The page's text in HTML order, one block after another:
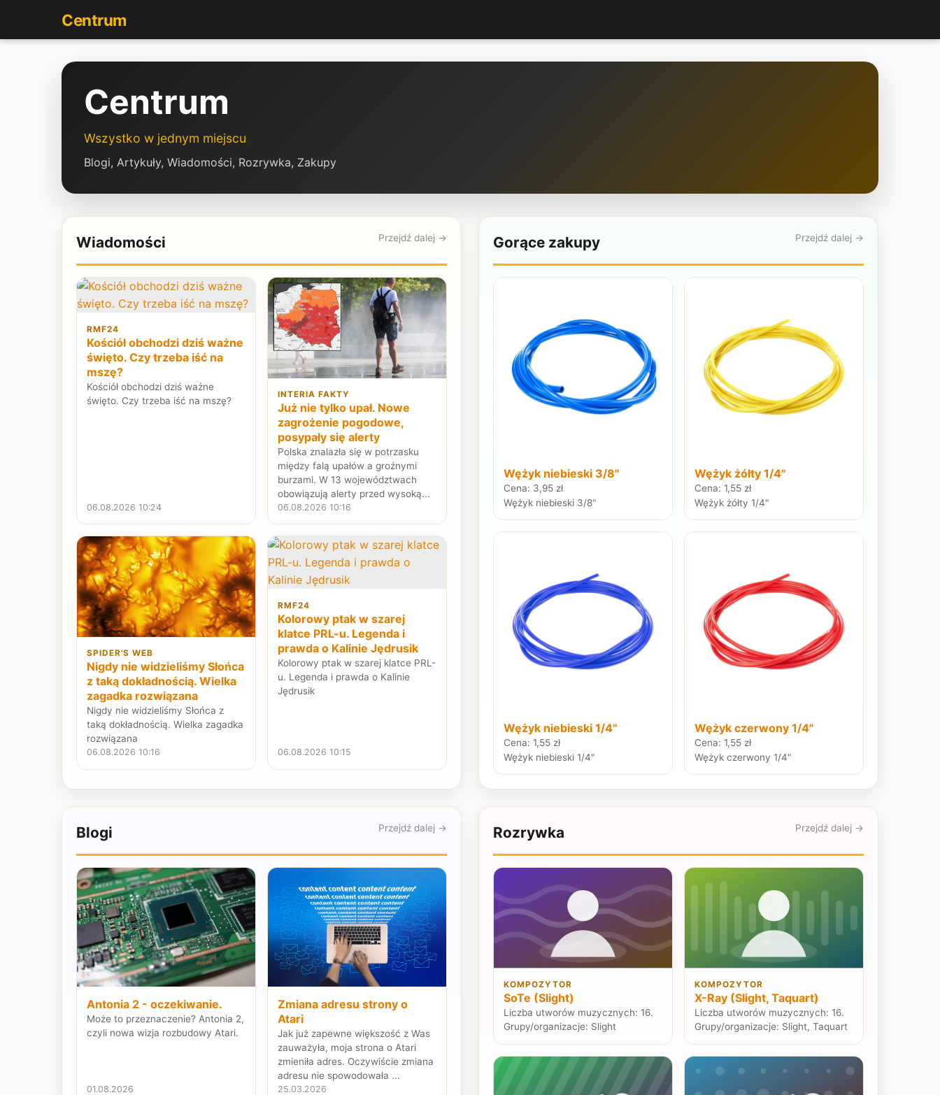
Centrum
Centrum
Wszystko w jednym miejscu
Blogi, Artykuły, Wiadomości, Rozrywka, Zakupy
Wiadomości Przejdź dalej →
RMF24
Kościół obchodzi dziś ważne
święto. Czy trzeba iść na
mszę?
Kościół obchodzi dziś ważne
święto. Czy trzeba iść na mszę?
06.08.2026 10:24
INTERIA FAKTY
Już nie tylko upał. Nowe
zagrożenie pogodowe,
posypały się alerty
Polska znalazła się w potrzasku
między falą upałów a groźnymi
burzami. W 13 województwach
obowiązują alerty przed wysoką...
06.08.2026 10:16
SPIDER'S WEB
Nigdy nie widzieliśmy Słońca
z taką dokładnością. Wielka
zagadka rozwiązana
Nigdy nie widzieliśmy Słońca z
taką dokładnością. Wielka zagadka
rozwiązana
06.08.2026 10:16
RMF24
Kolorowy ptak w szarej
klatce PRL-u. Legenda i
prawda o Kalinie Jędrusik
Kolorowy ptak w szarej klatce PRL-
u. Legenda i prawda o Kalinie
Jędrusik
06.08.2026 10:15
Gorące zakupy Przejdź dalej →
Wężyk niebieski 3/8"
Cena: 3,95 zł
Wężyk niebieski 3/8"
Wężyk żółty 1/4"
Cena: 1,55 zł
Wężyk żółty 1/4"
Wężyk niebieski 1/4"
Cena: 1,55 zł
Wężyk niebieski 1/4"
Wężyk czerwony 1/4"
Cena: 1,55 zł
Wężyk czerwony 1/4"
Blogi Przejdź dalej →
Antonia 2 - oczekiwanie.
Może to przeznaczenie? Antonia 2,
czyli nowa wizja rozbudowy Atari.
01.08.2026
Zmiana adresu strony o
Atari
Jak już zapewne większość z Was
zauważyła, moja strona o Atari
zmieniła adres. Oczywiście zmiana
adresu nie spowodowała ...
25.03.2026
Rozrywka Przejdź dalej →
KOMPOZYTOR
SoTe (Slight)
Liczba utworów muzycznych: 16.
Grupy/organizacje: Slight
KOMPOZYTOR
X-Ray (Slight, Taquart)
Liczba utworów muzycznych: 16.
Grupy/organizacje: Slight, Taquart